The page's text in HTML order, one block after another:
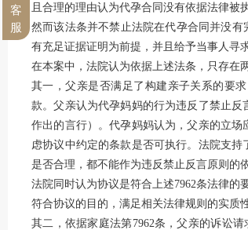
且合理的理由认为代孕合同没有依据法律被
然而该法条并不禁止法院在代孕合同并没
有充足证据证明为前提，并且给予当事人寻
在本案中，法院认为依据上述法条，只存在
其一，父亲是否满足了构建亲子关系的要
款。父亲认为代孕妈妈的行为违反了禁止
作出的言行）。代孕妈妈认为，父亲的立
虑协议中约定的条款是否可执行。法院支
是否合理，都不能作为违反禁止反言原则的依
法院同时认为协议是符合上述7962条法律的
符合协议的目的，满足相关法律规则的实质
其二，依据家庭法第7962条，父亲的诉讼请
客
服